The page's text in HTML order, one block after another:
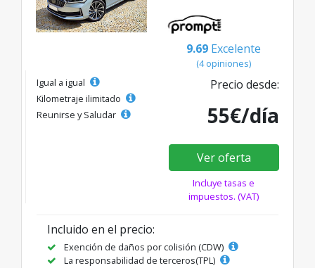
9.69 Excelente
(4 opiniones)
Igual a igual
Kilometraje ilimitado
Reunirse y Saludar
Precio desde:
55€/día
Ver oferta
Incluye tasas e
impuestos. (VAT)
Incluido en el precio:
Exención de daños por colisión (CDW)
La responsabilidad de terceros(TPL)